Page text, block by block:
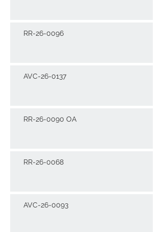
RR-26-0096
AVC-26-0137
RR-26-0090 OA
RR-26-0068
AVC-26-0093